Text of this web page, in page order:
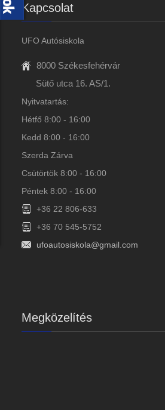
Kapcsolat
UFO Autósiskola
8000 Székesfehérvár
Sütő utca 16. AS/1.
Nyitvatartás:
Hétfő 8:00 - 16:00
Kedd 8:00 - 16:00
Szerda Zárva
Csütörtök 8:00 - 16:00
Péntek 8:00 - 16:00
+36 22 806-633
+36 70 545-5752
ufoautosiskola@gmail.com
Megközelítés